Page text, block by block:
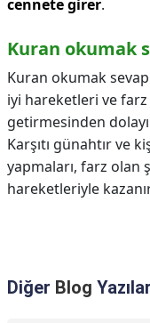
cennete girer.
Kuran okumak
Kuran okumak
iyi hareketleri ve
getirmesinden
Karşıtı günahtır ve
yapmaları, farz olan
hareketleriyle
Diğer Blog